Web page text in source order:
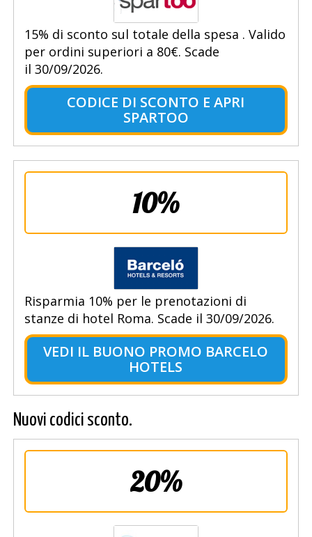
15% di sconto sul totale della spesa . Valido
per ordini superiori a 80€. Scade
il 30/09/2026.
CODICE DI SCONTO E APRI
SPARTOO
10%
Risparmia 10% per le prenotazioni di
stanze di hotel Roma. Scade il 30/09/2026.
VEDI IL BUONO PROMO BARCELO
HOTELS
Nuovi codici sconto.
20%